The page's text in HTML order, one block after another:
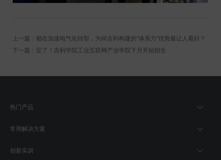
上一篇：都在加速电气化转型，为何吉利构建的“体系力”优势最让人看好？
下一篇：定了！吉利学院工业互联网产业学院下月开始招生
热门产品
常用解决方案
创新实训